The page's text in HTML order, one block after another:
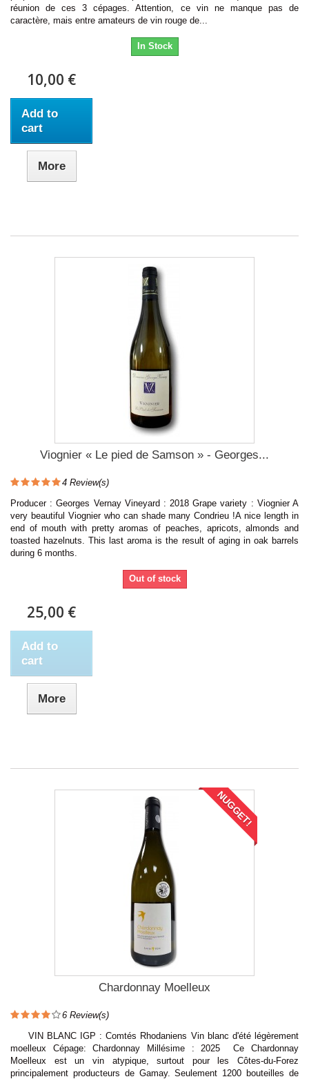
réunion de ces 3 cépages. Attention, ce vin ne manque pas de
caractère, mais entre amateurs de vin rouge de...
In Stock
10,00 €
Add to
cart
More
Viognier « Le pied de Samson » - Georges...
4 Review(s)
Producer : Georges Vernay Vineyard : 2018 Grape variety : Viognier A
very beautiful Viognier who can shade many Condrieu !A nice length in
end of mouth with pretty aromas of peaches, apricots, almonds and
toasted hazelnuts. This last aroma is the result of aging in oak barrels
during 6 months.
Out of stock
25,00 €
Add to
cart
More
NUGGET!
Chardonnay Moelleux
6 Review(s)
VIN BLANC IGP : Comtés Rhodaniens Vin blanc d'été légèrement
moelleux Cépage: Chardonnay Millésime : 2025 Ce Chardonnay
Moelleux est un vin atypique, surtout pour les Côtes-du-Forez
principalement producteurs de Gamay. Seulement 1200 bouteilles de